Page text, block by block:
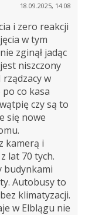
18.09.2025, 14:08
i zero reakcji
w tym
zginął jadąc
niszczony
w
co kasa
czy są to
się nowe
kamerą i
lat 70 tych.
budynkami
Autobusy to
klimatyzacji.
w Elblągu nie